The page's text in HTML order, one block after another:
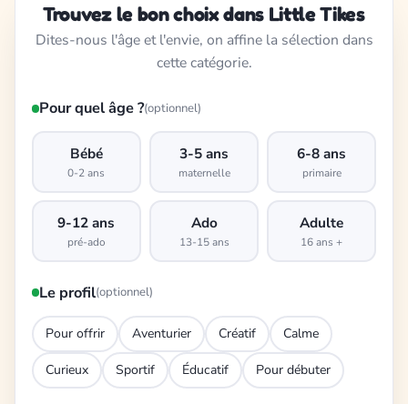
Trouvez le bon choix dans Little Tikes
Dites-nous l'âge et l'envie, on affine la sélection dans
cette catégorie.
Pour quel âge ?(optionnel)
Bébé
0-2 ans
3-5 ans
maternelle
6-8 ans
primaire
9-12 ans
pré-ado
Ado
13-15 ans
Adulte
16 ans +
Le profil(optionnel)
Pour offrir Aventurier Créatif Calme
Curieux Sportif Éducatif Pour débuter